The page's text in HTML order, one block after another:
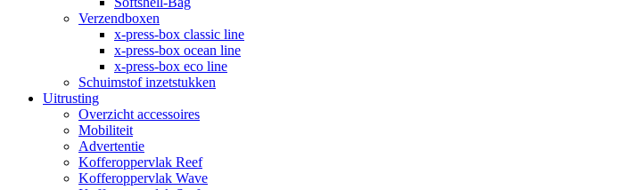
Verzendboxen
x-press-box classic line
x-press-box ocean line
x-press-box eco line
Schuimstof inzetstukken
Uitrusting
Overzicht accessoires
Mobiliteit
Advertentie
Kofferoppervlak Reef
Kofferoppervlak Wave